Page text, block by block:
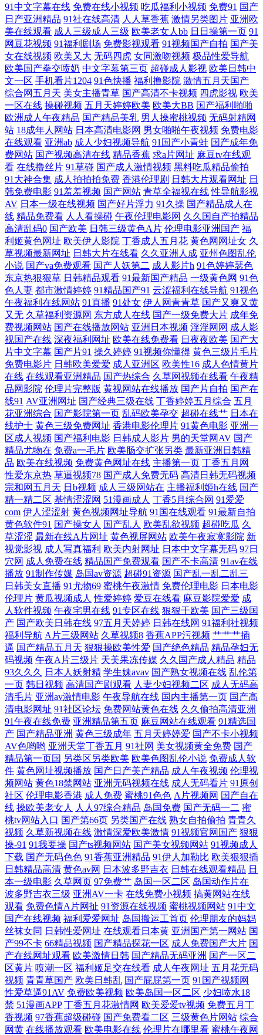
师喂我乳我脱她裤子 一本性道在线视频 国产一二三四视频 婷婷色情网 成
人自慰 欧美综合婷婷 91社区在线观看精品 美女微拍福利 一区二区三区免
费 国产一卡2卡3卡4 五月婷婷热六月激综合 福利国产pron 日本公妇里乱片
A片在线播放保姆 97乱伦 免费看电影的网站有哪些 伊人成人在线 精品国
产第国产综合 亚洲国产呦萝 国产精品免费在线观看 日韩人妻无码精品系
列 ā站在线 欧美精品二区三区 99国产丝袜足交 欧美日韩亚洲tv不 91成年
影院 日本中文字幕A片 成人不卡一卡二卡三卡四 三级片播放器 超碰操逼
逼 欧美性爱一区二区三区 最新成人影片 久草探花 亚洲一卡二卡一区二区
成人精品 日本女优人 肏屄剧场 欧美亚洲综合精品区 8090电影 乱码一二三
入区口 影音先锋色天堂 韩国免费一级成人 亚洲www 国产精品中文原创a
丝袜乱淫 国产HD女人 日韩最新国产精品网站 成人精品AV 全网最新电影
91社视频 蜜臀福利网 在线视频欧美国产 精品91 亚洲精品福利在线 国产乳
胶在线观看 天天综合网最新 都喜欢看短视频 日本老妇 99国产乱子伦精品
免 欧美男女性生活 最新在线精品国自 美女一级大黄录像一片 在线观看伦
理 精品无码一区二区 亚洲午夜国 国产在线精品一区二区 西瓜电影天堂 午
夜国产 国产电影免费观看平台有哪些 少妇福利导航 大香蕉久热 日本韩国
颜射 99艹精品在线观看8 欧美在线视频免费观 91婷色 女做a精品免费视频
字幕日韩高清dvd 六月丁香婷婷综合网站 在线播放国产不卡视频 精品一区
日韩 亚洲武侠另类动漫 国产综合久 亚洲精品二区三 国产天天操天天爽 午
夜婷婷激情 国产美女 天天影视网综合 国产AV一区二区三区日韩 天堂资源
中 观看美女胸18大禁 日韩在线观看不卡 成人免费看片又大又黄 日本无码
精品一区二区三 操美熟女中文字幕 飘花电影网手机在线观看 97草人人草
欧美日韩精品激情 91黑丝美女艹逼 男女做爰全过 最新免费大片a∨手 麻花
豆专媒 在线免费观看三 九九国产九九精品 亚洲综合激 狠狠热精 亚洲中文
字幕永远在线 极品国产一区二区三区 亚洲人成网αⅴ 韩国草逼 亚洲免费观
看一级 国内卡一卡二卡三网站 亚州色图狠狠干 国产三级小视频 午夜在线
看片 国产午夜福利精品 午夜青青草一区 国产欧美乱夫不卡 五十路息 国产
精品原 天天综合素质快播 国产精品同事在线观看 午夜理论电 国产乱子经
典视频在线 午夜福利0855 国产人伦激情在线观看 午夜福利视 国产免费永
久视频观看 羞羞视频免费入口网站 九九影院韩国理伦片 在线观看日韩国
产 久久AV无码乱码A片无码天美 伊人情人综合网 精品91自产拍在线 一本
不卡精品中文 精品2023露脸国产 国产草草视频 手机在线国产视频 高清乱
伦 日韩亚洲欧美精品性爱 丁香六月 日韩亚洲精 大香蕉AV不卡在线 日韩
超鹏在线 超碰伊人网 日本人爽p大片免 超碰人妻在线 日本人人操 爱就色
色 人成网站在线观看 99色色网 欧美专区一 97se亚洲综合在线 欧美日韩一
区在线观看 91新网址 欧美日韩亚洲性爱 91丝袜视频 欧美嗯啊视频 91少女
91中文字幕在线 免费在线小视频 吃瓜福利小视频 免费91 国产
日产亚洲精品 91社在线高清 人人草香蕉 激情另类图片 亚洲欧
美在线观看 成人三级成人三级 欧美老女人bb 日日操第一页 91
网豆花视频 91福利剧场 免费影视观看 91视频国产自拍 国产美
女在线视频 欧美又大 无码四虎 女同激吻视频 极品性爱导航
欧美国产拳交喷奶 中文字幕第三页 超碰成人影视 欧美日韩中
文一区 手机看片1204 91色快播 福利撸影院 激情五月天国产
综合网五月天 美女主播青草 国产高清不卡视频 四虎影视 欧美
一区在线 操碰视频 五月天婷婷欧美 欧美大BB 国产福利啪啪
欧洲成人午夜精品 国产精品美乳 男人操蜜桃视频 无码射精网
站 18成年人网站 日本高清电影网 男女啪啪午夜视频 免费电影
在线观看 亚洲ab 成人少妇视频导航 91国产小青蛙 国产成年免
费网站 国产视频高清在线 精品香蕉 求a片网址 麻豆tv在线观
看 在线撸丝片 91草碰 国产成人激情视频 黑料吃瓜精品偷拍
91大神合集 成人拍拍拍免费 香港伦理剧 日韩大片观看网址 日
韩免费电影 91羞羞视频 国产网站 青草全福视在线 性导航影视
AV 日本一级在线视频 国产好片浮力 91久操 国产精品成人在
线 精品免费看 人人看操碰 午夜伦理电影网 久久国自产拍精品
高清乱码0 国产欧美 日韩三级黄色A片 伦理电影亚洲国产 福
利姬黄色网址 欧美伊人影院 丁香成人五月花 黄色网网址女 久
草视频最新网址 日韩大片在线看 久久亚洲人成 亚州色图乱伦
小说 国产va免费观看 国产人妖第二 成人影片h 91色婷婷瑟色
东京热狠狠草 日韩精品观看 91最新国产精品 一级黄色网 91色
色人妻 都市激情婷婷 91精品国产91 云涩福利在线导航 91视色
午夜福利在线网站 91直播 91处女 伊人网青青草 国产又爽又黄
又无 久草福利资源网 东方成人在线 国产一级免费大片 成年免
费视频网站 国产在线播放网站 亚洲日本视频 淫淫网网 成人影
视国产在线 深夜福利网址 欧美在线免费看 日夜夜欧美 国产大
片中文字幕 国产片91 操久婷婷 91视频你懂得 黄色三级片毛片
免费电影片 日韩欧美爱爱 成人亚洲区 欧美性16 成人色情黄片
在线 在线观看亚洲精品 国产热综合 久草网视频在线看 午夜精
品网影院 伦理片完整版 黄视网站在线播放 国产片自拍 国产在
线91 AV亚洲网址 国产经典三级在线 丁香婷婷五月综合 五月
花亚洲综合 国产影院第一页 乱码欧美孕交 超碰在线艹 日本在
线护士 黄色三级免费网址 香港电影伦理片 91黄色电影 亚洲一
区成人视频 国产福利电影 日韩成人影片 男的天堂网AV 国产
精品尤物在 免费a一毛片 欧美肠交扩张另类 最新亚洲日韩精
品 欧美在线视频 免费黄色网址在线 主播第一页 丁香五月网
性爱东京热 草逼视频78 国产成人免费无码 高清日韩无码视频
宗和网五月天 日b视频 成人三级网站在 主播福利姬h在线 国产
精一精二区 基情涩涩网 51漫画成人 丁香5月综合网 91爱爱
com 伊人涩涩射 黄色视频网址导航 91国在线观看 91最新自拍
黄色软件91 国产操女人 国产乱人 欧美乱欲视频 超碰吃瓜 久
草涩涩 最新在线A片网址 黄色视屏网站 欧美午夜寂寞影院 新
视觉影视 成人写真福利 欧美内射网址 日本中文字幕无码 97日
穴网 成人免费在线 精品国产免费观看 国产不卡高清 91av在线
播放 91制作传媒 岛国av资源 超碰91资源 国产乱一乱二乱三
日韩美女直播 91尤物69 蜜桃午夜激情 免费伦理电影 日本电影
伦理片 黄瓜视频成人 性爱婷婷 爱豆在线看 麻豆影院爱爱 成
人软件视频 午夜宅男在线 91专区在线 狠狠干欧美 国产三级国
产 国产欧美日韩在线 97五月天婷婷 日韩在线网 91福利社视频
福利导航 A片三级网站 久草视频8 香蕉APP污视频 艹艹艹插
逼 国产精品五月天 狠狠操欧美性爱 国产绝色精品 精品孕妇无
码视频 午夜A片三级片 天美果冻传媒 久久国产成人精品 精品
93久久久
日本人妖射精 学生妹avav 国产熟女视频在线 乱伦第
一页 韩日视频 高清国产剧观看 人妻少妇视频二区 成人无码高
清毛片 亚洲av激情电影 午夜导航在线 国内主播第一页 国产高
清电影网址 91社区论坛 免费网站黄色在线 久久偷拍高清亚洲
91午夜在线免费 亚洲精品第五页 麻豆网站在线观看 91精选国
产 国产精品亚洲 黄色三级成年 五月天婷婷爱 国产不卡小视频
AV色哟哟 亚洲天堂丁香五月 91社网 美女视频黄全免费 国产
精品第一页国 另类区另类欧美 欧美色图乱伦小说 免费成人软
件 黄色网址视频播放 国产日产美产精品 成人午夜视频 伦理视
频网站 黄色18禁网站 亚洲无码视频在线 成人无码看片 91原创
社区 伦理电影香港 成人免费 蜜桃91色色 A片视频网 国产自在
线 操欧美老女人 人人97综合精品 岛国免费 国产无码一二 蜜
桃tv网站入口 国产第66页 另类国产在线 熟女自拍偷拍 青青久
视频 久草新视频在线 激情深爱欧美激情 91视频官网国产 狠狠
操-91 91我要操 国产ts视频网站 国产美女视频网站 91视频成人
下载 国产无码色色 91香蕉亚洲精品 91伊人加勒比 欧美狠狠插
日韩精品高清 黄色av网 日本波多野吉衣 日韩在线观看精品 日
本一级电影 久草网页 97免费艹 岛国一区二区 岛国动作片在
波多野吉衣三级 亚洲AV一卡 在线免费小视频 搞黄网站在线
观看 免费色情A片网扯 91资源在线视频 蜜桃视频网站 91中文
国产在线视频 福利爱爱网址 岛国搬运工首页 伦理朋友的妈妈
丝袜女同 日韩性爱网址 在线观看日本黄 亚洲国产第一网站 国
产99不卡 66精品视频 国产精品探花一区 成人免费国产大片 国
产在线网址观看 欧美激情日韩 国产精品无码亚洲 国产一区二
区黄片 喷潮一区 福利姬足交在线看 成人午夜网址 五月花无码
视频 青青草国产 欧美日韩乱 国产屁屁第一页 91国产视频网
性爱草逼91AV 免费欧美视频 欧美岛国一区二区 少妇喷水18
禁 51漫画APP 丁香五月花激情网 欧美爱爱tv视频 免费五月丁
香视频 97香蕉超级碰碰 国产免费看二区 三级黄色片网站 综合
网黄 在线播放观看 欧美电影在线 伦理片在哪里看 蜜桃午夜网